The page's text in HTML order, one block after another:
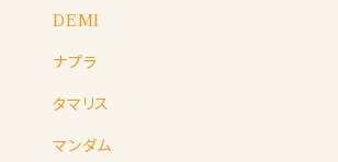
DEMI
ナプラ
タマリス
マンダム